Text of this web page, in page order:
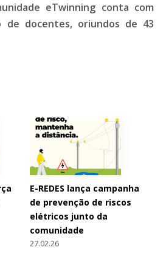
eTwinning conta com
de docentes, oriundos de 43
E-REDES lança campanha
de prevenção de riscos
elétricos junto da
comunidade
27.02.26